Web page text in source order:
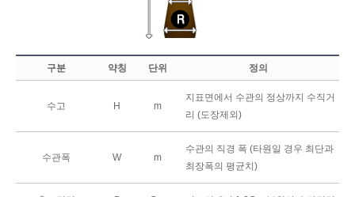
구분 약칭 단위 정의
수고 H m
지표면에서 수관의 정상까지 수직거
리 (도장제외)
수관폭 W m
수관의 직경 폭 (타원일 경우 최단과
최장폭의 평균치)